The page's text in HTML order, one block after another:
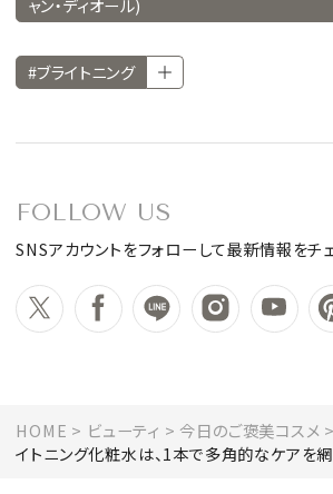
ャン・ディオール)
#ブライトニング
FOLLOW US
SNSアカウントをフォローして最新情報をチ
HOME ビューティ 今日のご褒美コスメ
イトニング化粧水は、1本で多角的なケアを